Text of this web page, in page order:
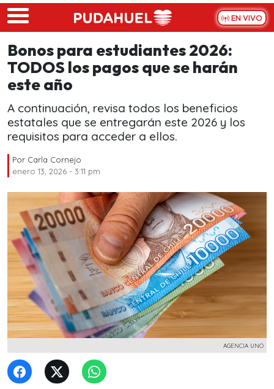
Skip to main content
EN VIVO
Bonos para estudiantes 2026:
TODOS los pagos que se harán
este año
A continuación, revisa todos los beneficios
estatales que se entregarán este 2026 y los
requisitos para acceder a ellos.
Por Carla Cornejo
enero 13, 2026 - 3:11 pm
AGENCIA UNO